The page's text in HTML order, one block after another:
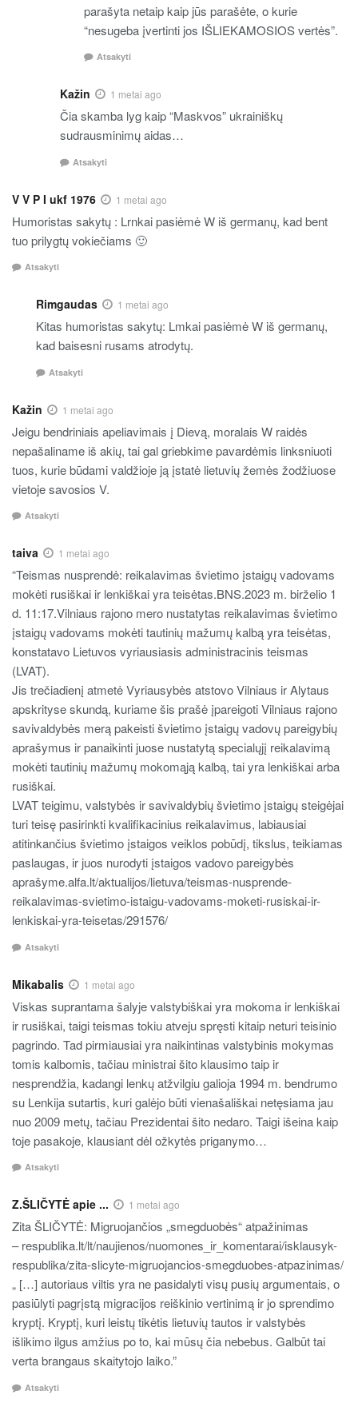
parašyta netaip kaip jūs parašėte, o kurie
“nesugeba įvertinti jos IŠLIEKAMOSIOS vertės”.
Atsakyti
Kažin 1 metai ago
Čia skamba lyg kaip “Maskvos” ukrainiškų
sudrausminimų aidas…
Atsakyti
V V P I ukf 1976 1 metai ago
Humoristas sakytų : Lrnkai pasiėmė W iš germanų, kad bent
tuo prilygtų vokiečiams 🙂
Atsakyti
Rimgaudas 1 metai ago
Kitas humoristas sakytų: Lmkai pasiėmė W iš germanų,
kad baisesni rusams atrodytų.
Atsakyti
Kažin 1 metai ago
Jeigu bendriniais apeliavimais į Dievą, moralais W raidės
nepašaliname iš akių, tai gal griebkime pavardėmis linksniuoti
tuos, kurie būdami valdžioje ją įstatė lietuvių žemės žodžiuose
vietoje savosios V.
Atsakyti
taiva 1 metai ago
“Teismas nusprendė: reikalavimas švietimo įstaigų vadovams
mokėti rusiškai ir lenkiškai yra teisėtas.BNS.2023 m. birželio 1
d. 11:17.Vilniaus rajono mero nustatytas reikalavimas švietimo
įstaigų vadovams mokėti tautinių mažumų kalbą yra teisėtas,
konstatavo Lietuvos vyriausiasis administracinis teismas
(LVAT).
Jis trečiadienį atmetė Vyriausybės atstovo Vilniaus ir Alytaus
apskrityse skundą, kuriame šis prašė įpareigoti Vilniaus rajono
savivaldybės merą pakeisti švietimo įstaigų vadovų pareigybių
aprašymus ir panaikinti juose nustatytą specialųjį reikalavimą
mokėti tautinių mažumų mokomąją kalbą, tai yra lenkiškai arba
rusiškai.
LVAT teigimu, valstybės ir savivaldybių švietimo įstaigų steigėjai
turi teisę pasirinkti kvalifikacinius reikalavimus, labiausiai
atitinkančius švietimo įstaigos veiklos pobūdį, tikslus, teikiamas
paslaugas, ir juos nurodyti įstaigos vadovo pareigybės
aprašyme.alfa.lt/aktualijos/lietuva/teismas-nusprende-
reikalavimas-svietimo-istaigu-vadovams-moketi-rusiskai-ir-
lenkiskai-yra-teisetas/291576/
Atsakyti
Mikabalis 1 metai ago
Viskas suprantama šalyje valstybiškai yra mokoma ir lenkiškai
ir rusiškai, taigi teismas tokiu atveju spręsti kitaip neturi teisinio
pagrindo. Tad pirmiausiai yra naikintinas valstybinis mokymas
tomis kalbomis, tačiau ministrai šito klausimo taip ir
nesprendžia, kadangi lenkų atžvilgiu galioja 1994 m. bendrumo
su Lenkija sutartis, kuri galėjo būti vienašališkai netęsiama jau
nuo 2009 metų, tačiau Prezidentai šito nedaro. Taigi išeina kaip
toje pasakoje, klausiant dėl ožkytės priganymo…
Atsakyti
Z.ŠLIČYTĖ apie ... 1 metai ago
Zita ŠLIČYTĖ: Migruojančios „smegduobės“ atpažinimas
– respublika.lt/lt/naujienos/nuomones_ir_komentarai/isklausyk-
respublika/zita-slicyte-migruojancios-smegduobes-atpazinimas/
„ […] autoriaus viltis yra ne pasidalyti visų pusių argumentais, o
pasiūlyti pagrįstą migracijos reiškinio vertinimą ir jo sprendimo
kryptį. Kryptį, kuri leistų tikėtis lietuvių tautos ir valstybės
išlikimo ilgus amžius po to, kai mūsų čia nebebus. Galbūt tai
verta brangaus skaitytojo laiko.”
Atsakyti